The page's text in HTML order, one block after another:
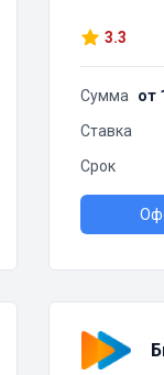
3.3
Сумма
от
Ставка
Срок